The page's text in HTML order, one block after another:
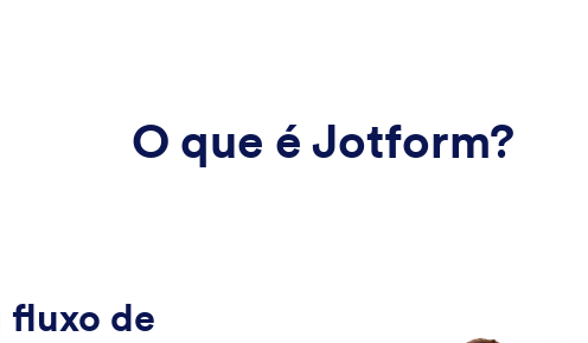
O que é Jotform?
fluxo de